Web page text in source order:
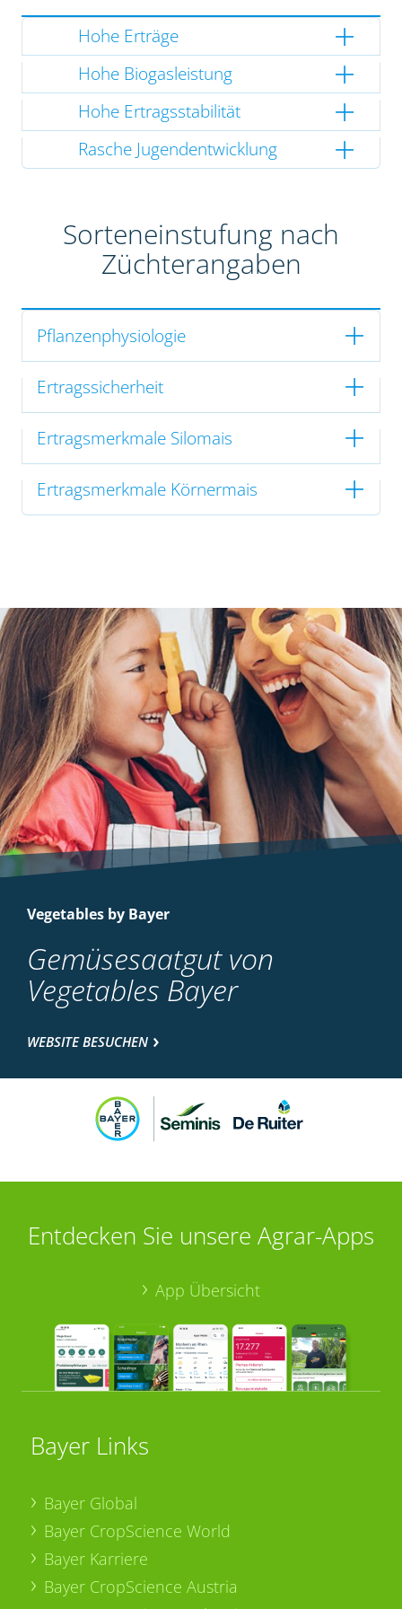
Hohe Erträge
Hohe Biogasleistung
Hohe Ertragsstabilität
Rasche Jugendentwicklung
Sorteneinstufung nach
Züchterangaben
Pflanzenphysiologie
Ertragssicherheit
Ertragsmerkmale Silomais
Ertragsmerkmale Körnermais
Vegetables by Bayer
Gemüsesaatgut von
Vegetables Bayer
WEBSITE BESUCHEN
Entdecken Sie unsere Agrar-Apps
App Übersicht
Bayer Links
Bayer Global
Bayer CropScience World
Bayer Karriere
Bayer CropScience Austria